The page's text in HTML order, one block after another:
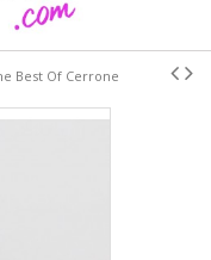
K7 vintage !
Best Of Cerrone